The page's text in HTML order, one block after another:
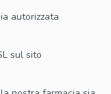
autorizzata
sul sito